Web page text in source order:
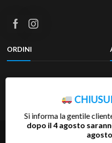
ORDINI
Termini e condizioni
Copyright 2025 Pianigiani
Si informa la gentile
dopo il 4 agosto